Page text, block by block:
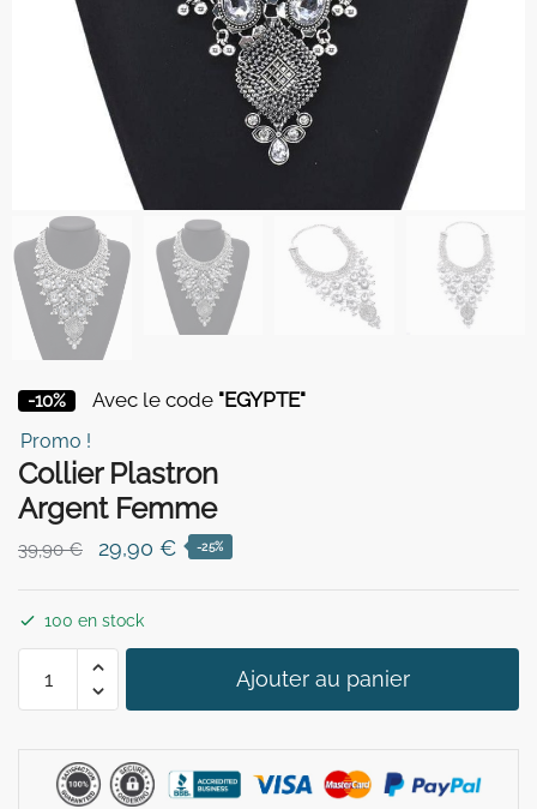
-10% Avec le code "EGYPTE"
Promo !
Collier Plastron
Argent Femme
39,90€
Le
initial
était :
39,90 €.
29,90 €Le
est :
29,90 €.
-25%
100 en stock
Argent
Ajouter au panier